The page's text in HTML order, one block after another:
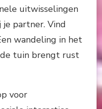
uitwisselingen
partner. Vind
wandeling in het
tuin brengt rust
voor